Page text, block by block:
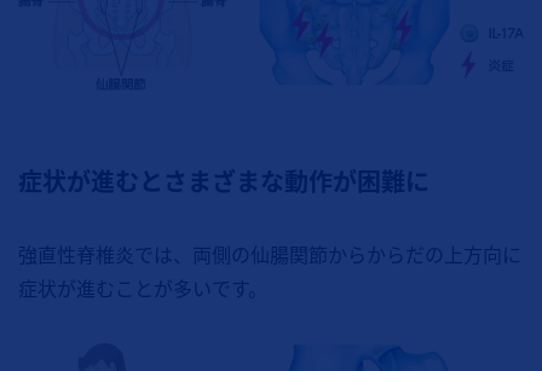
症状が進むとさまざまな動作が困難に
強直性脊椎炎では、両側の仙腸関節からからだの上方向に
症状が進むことが多いです。